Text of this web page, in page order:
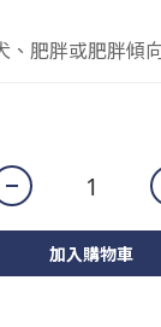
、肥胖或肥胖傾
加入購物車